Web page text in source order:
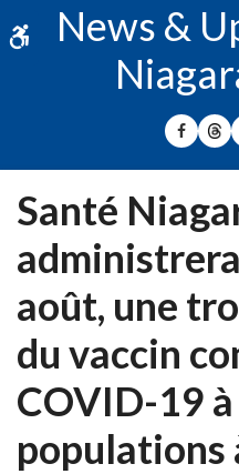
Accessible Version
News &
SHARE
Santé
août, une
du vaccin
COVID-19
populations